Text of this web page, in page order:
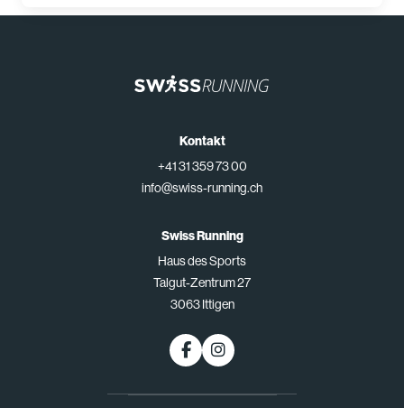
Kontakt
+41 31 359 73 00
info@swiss-running.ch
Swiss Running
Haus des Sports
Talgut-Zentrum 27
3063 Ittigen